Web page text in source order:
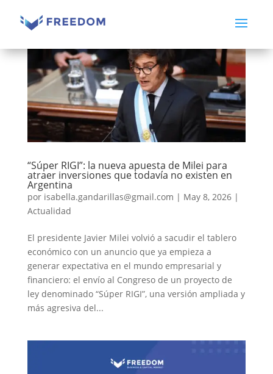
“Súper RIGI”: la nueva apuesta de Milei para
atraer inversiones que todavía no existen en
Argentina
por isabella.gandarillas@gmail.com | May 8, 2026|
Actualidad
El presidente Javier Milei volvió a sacudir el tablero
económico con un anuncio que ya empieza a
generar expectativa en el mundo empresarial y
financiero: el envío al Congreso de un proyecto de
ley denominado “Súper RIGI”, una versión ampliada y
más agresiva del...